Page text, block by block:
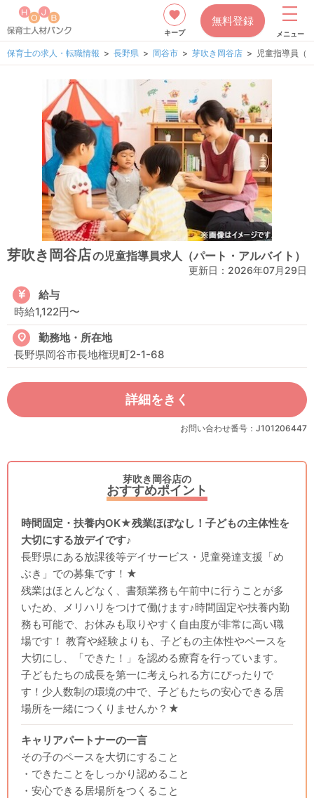
キープ
無料登録
メニュー
保育士の求人・転職情報 長野県 岡谷市 芽吹き岡谷店 児童指導員（
芽吹き岡谷店の児童指導員求人（パート・アルバイト）
更新日： 2026年07月29日
給与
時給1,122円〜
勤務地・所在地
長野県岡谷市長地権現町2-1-68
詳細をきく
お問い合わせ番号：J101206447
芽吹き岡谷店の
おすすめポイント
時間固定・扶養内OK★残業ほぼなし！子どもの主体性を
大切にする放デイです♪
長野県にある放課後等デイサービス・児童発達支援「め
ぶき」での募集です！★
残業はほとんどなく、書類業務も午前中に行うことが多
いため、メリハリをつけて働けます♪時間固定や扶養内勤
務も可能で、お休みも取りやすく自由度が非常に高い職
場です！ 教育や経験よりも、子どもの主体性やペースを
大切にし、「できた！」を認める療育を行っています。
子どもたちの成長を第一に考えられる方にぴったりで
す！少人数制の環境の中で、子どもたちの安心できる居
場所を一緒につくりませんか？★
キャリアパートナーの一言
その子のペースを大切にすること
・できたことをしっかり認めること
・安心できる居場所をつくること